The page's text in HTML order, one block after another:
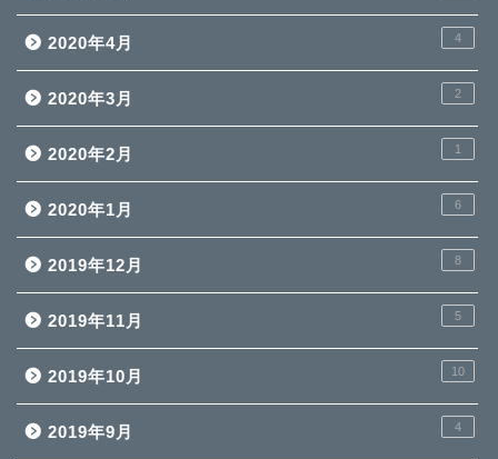
2020年4月 4
2020年3月 2
2020年2月 1
2020年1月 6
2019年12月 8
2019年11月 5
2019年10月 10
2019年9月 4